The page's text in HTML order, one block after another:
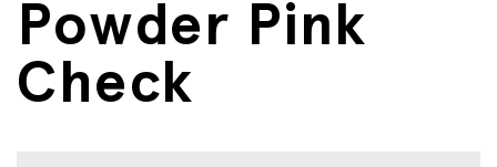
Powder Pink
Check